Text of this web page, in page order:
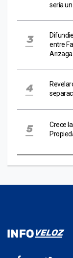
sería
entre
Arizaga
Crece